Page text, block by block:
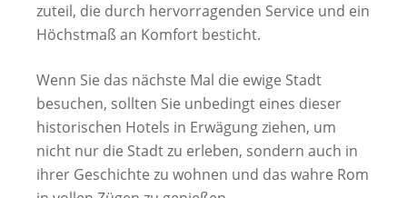
zuteil, die durch hervorragenden Service und ein
Höchstmaß an Komfort besticht.
Wenn Sie das nächste Mal die ewige Stadt
besuchen, sollten Sie unbedingt eines dieser
historischen Hotels in Erwägung ziehen, um
nicht nur die Stadt zu erleben, sondern auch in
ihrer Geschichte zu wohnen und das wahre Rom